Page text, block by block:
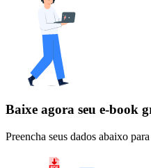
Baixe agora seu e-book
Preencha seus dados abaixo